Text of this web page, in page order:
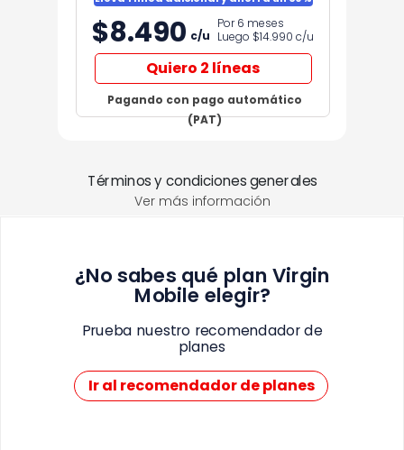
Términos y condiciones generales
Quiero 2 líneas
Pagando con pago automático
(PAT)
Por 6 meses
Luego $14.990 c/u
$8.490 c/u
Ver más información
¿No sabes qué plan Virgin
Mobile elegir?
Prueba nuestro recomendador de
planes
Ir al recomendador de planes